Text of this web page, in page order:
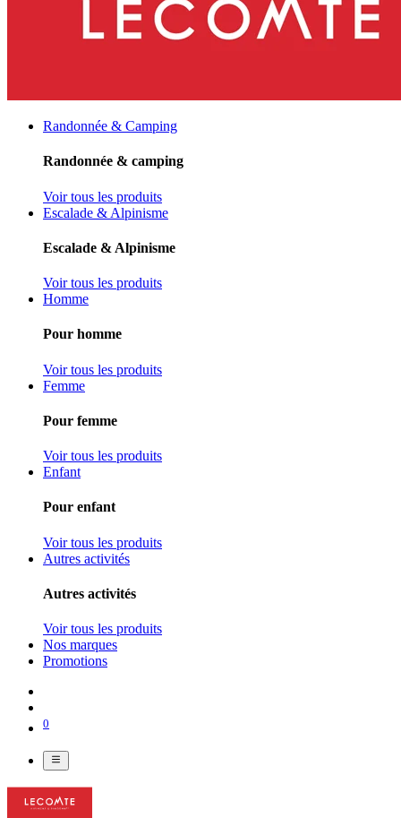
Randonnée & Camping
Randonnée & camping
Voir tous les produits
Escalade & Alpinisme
Escalade & Alpinisme
Voir tous les produits
Homme
Pour homme
Voir tous les produits
Femme
Pour femme
Voir tous les produits
Enfant
Pour enfant
Voir tous les produits
Autres activités
Autres activités
Voir tous les produits
Nos marques
Promotions
0